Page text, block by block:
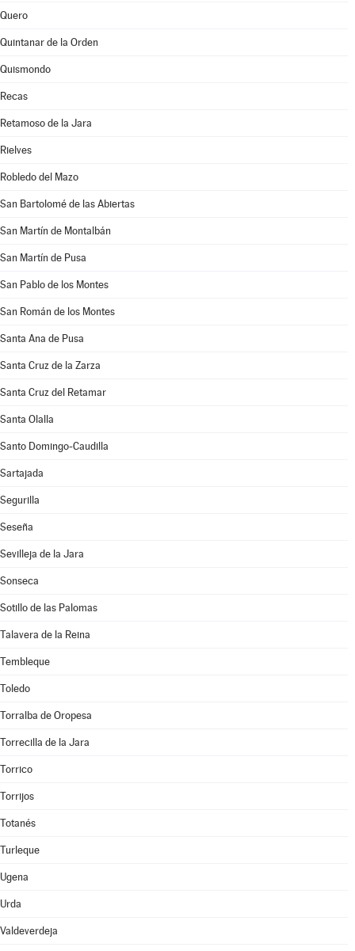
Quero
Quintanar de la Orden
Quismondo
Recas
Retamoso de la Jara
Rielves
Robledo del Mazo
San Bartolomé de las Abiertas
San Martín de Montalbán
San Martín de Pusa
San Pablo de los Montes
San Román de los Montes
Santa Ana de Pusa
Santa Cruz de la Zarza
Santa Cruz del Retamar
Santa Olalla
Santo Domingo-Caudilla
Sartajada
Segurilla
Seseña
Sevilleja de la Jara
Sonseca
Sotillo de las Palomas
Talavera de la Reina
Tembleque
Toledo
Torralba de Oropesa
Torrecilla de la Jara
Torrico
Torrijos
Totanés
Turleque
Ugena
Urda
Valdeverdeja